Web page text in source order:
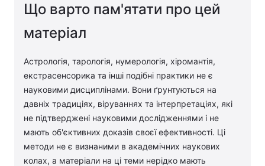
Техно і зв'язок Лайт
Зброя
Здоров'я Туризм
Екологія Регіони
Лонгріди
Що варто пам'ятати про цей
матеріал
Астрологія, тарологія, нумерологія, хіромантія,
екстрасенсорика та інші подібні практики не є
науковими дисциплінами. Вони ґрунтуються на
давніх традиціях, віруваннях та інтерпретаціях, які
не підтверджені науковими дослідженнями і не
мають об'єктивних доказів своєї ефективності. Ці
методи не є визнаними в академічних наукових
колах, а матеріали на ці теми нерідко мають